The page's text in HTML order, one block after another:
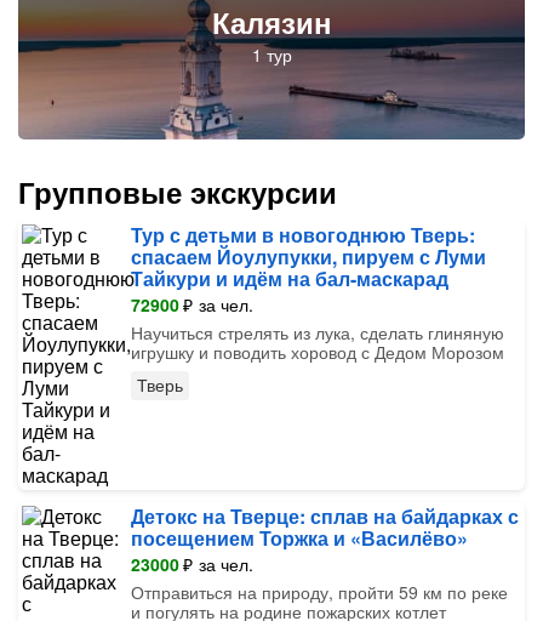
Калязин
Групповые экскурсии
Тур с детьми в новогоднюю Тверь:
спасаем Йоулупукки, пируем с Луми
Тайкури и идём на бал-маскарад
72900₽ за чел.
Научиться стрелять из лука, сделать глиняную
игрушку и поводить хоровод с Дедом Морозом
Тверь
Детокс на Тверце: сплав на байдарках с
посещением Торжка и «Василёво»
23000₽ за чел.
Отправиться на природу, пройти 59 км по реке
и погулять на родине пожарских котлет